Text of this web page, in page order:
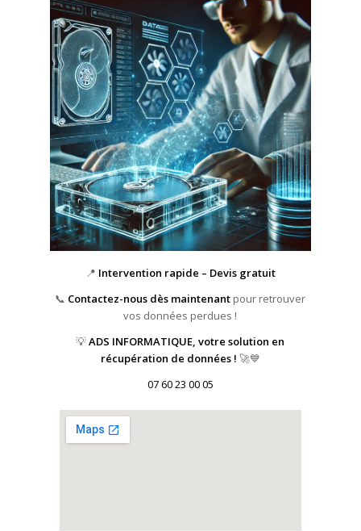
📍 Intervention rapide – Devis gratuit
📞 Contactez-nous dès maintenant pour retrouver
vos données perdues !
💡ADS INFORMATIQUE, votre solution en
récupération de données ! 🚀💙
07 60 23 00 05